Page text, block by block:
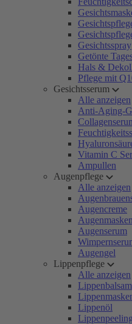
Gesichtsspray
Getönte
Hals &
Pflege mit
Gesichtsserum
Alle anzeigen
Anti-Aging-
Vitamin C
Ampullen
Augenpflege
Alle anzeigen
Augencreme
Augenserum
Augengel
Lippenpflege
Alle anzeigen
Lippenbalsam
Lippenöl
Lippenpeeling